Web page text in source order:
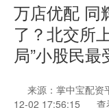
万店优配 同
了？北交所
局”小股民最
来源：掌中宝配资
12-02 17:56:15
查